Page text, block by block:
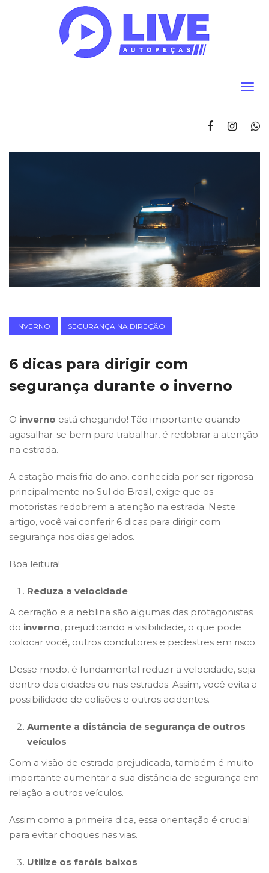
INVERNO SEGURANÇA NA DIREÇÃO
6 dicas para dirigir com
segurança durante o inverno
O inverno está chegando! Tão importante quando
agasalhar-se bem para trabalhar, é redobrar a atenção
na estrada.
A estação mais fria do ano, conhecida por ser rigorosa
principalmente no Sul do Brasil, exige que os
motoristas redobrem a atenção na estrada. Neste
artigo, você vai conferir 6 dicas para dirigir com
segurança nos dias gelados.
Boa leitura!
Reduza a velocidade
A cerração e a neblina são algumas das protagonistas
do inverno, prejudicando a visibilidade, o que pode
colocar você, outros condutores e pedestres em risco.
Desse modo, é fundamental reduzir a velocidade, seja
dentro das cidades ou nas estradas. Assim, você evita a
possibilidade de colisões e outros acidentes.
Aumente a distância de segurança de outros
veículos
Com a visão de estrada prejudicada, também é muito
importante aumentar a sua distância de segurança em
relação a outros veículos.
Assim como a primeira dica, essa orientação é crucial
para evitar choques nas vias.
Utilize os faróis baixos